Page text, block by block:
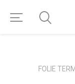
FOLIE